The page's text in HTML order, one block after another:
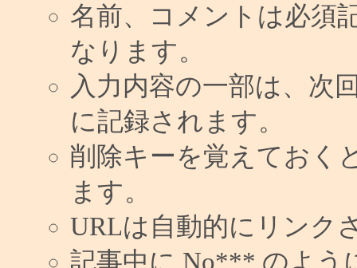
名前、コメントは必須
なります。
入力内容の一部は、次
に記録されます。
削除キーを覚えておく
ます。
URLは自動的にリンク
記事中に No*** のよう